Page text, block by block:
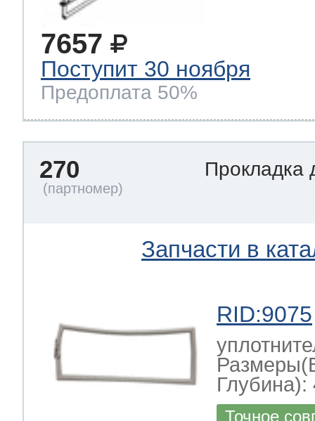
7657
Поступит 30 ноября
Предоплата 50%
270 Прокладка
Запчасти в
RID:9075
Глубина):
Точное